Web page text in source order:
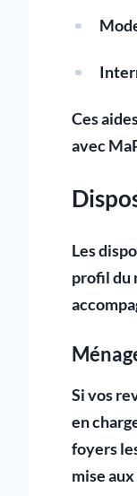
Ces
avec
Les
profil du
Si vos
en
foyers
mise